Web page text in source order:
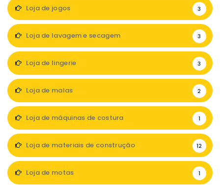
Loja de jogos 3
Loja de lavagem e secagem 3
Loja de lingerie 3
Loja de malas 2
Loja de máquinas de costura 1
Loja de materiais de construção 12
Loja de motas 1